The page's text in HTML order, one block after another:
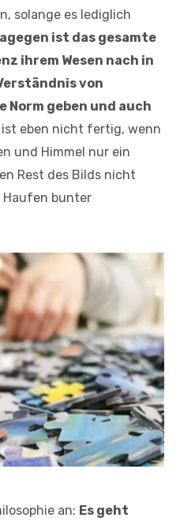
solange es lediglich
ist das gesamte
ihrem Wesen nach in
von
Norm geben und auch
ist eben nicht fertig, wenn
und Himmel nur ein
Rest des Bilds nicht
Haufen bunter
an: Es geht